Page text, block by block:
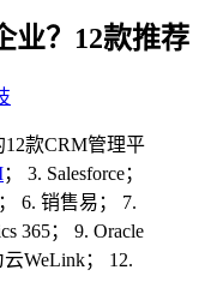
业？12款推荐
款CRM管理平
； 3. Salesforce；
6. 销售易； 7.
365； 9. Oracle
WeLink； 12.